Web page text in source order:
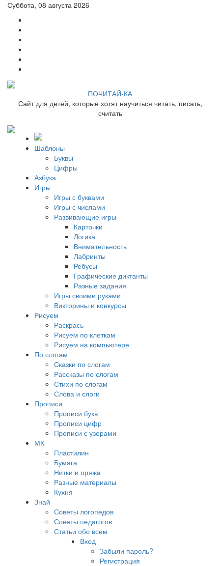
Суббота, 08 августа 2026
ПОЧИТАЙ-КА
Сайт для детей, которые хотят научиться читать, писать,
считать
Шаблоны
Буквы
Цифры
Азбука
Игры
Игры с буквами
Игры с числами
Развивающие игры
Карточки
Логика
Внимательность
Лабринты
Ребусы
Графические диктанты
Разные задания
Игры своими руками
Викторины и конкурсы
Рисуем
Раскрась
Рисуем по клеткам
Рисуем на компьютере
По слогам
Сказки по слогам
Рассказы по слогам
Стихи по слогам
Слова и слоги
Прописи
Прописи букв
Прописи цифр
Прописи с узорами
МК
Пластилин
Бумага
Нитки и пряжа
Разные материалы
Кухня
Знай
Советы логопедов
Советы педагогов
Статьи обо всем
Вход
Забыли пароль?
Регистрация